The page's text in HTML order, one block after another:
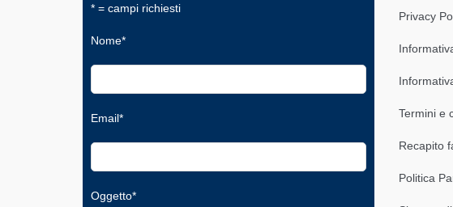
* = campi richiesti
Nome*
Email*
Oggetto*
Privacy
Termini e
Recapito
Politica